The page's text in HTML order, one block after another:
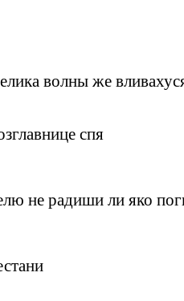
волны же
спя
не радиши ли яко